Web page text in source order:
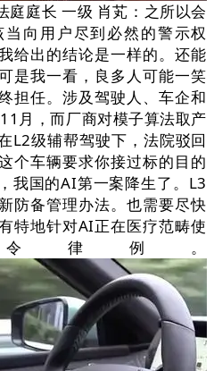
庭庭长 一级 肖芄：之所以会
向用户尽到必然的警示权
给出的结论是一样的。还能
是我一看，良多人可能一笑
担任。涉及驾驶人、车企和
月，而厂商对模子算法取产
L2级辅帮驾驶下，法院驳回
个车辆要求你接过标的目的
我国的AI第一案降生了。L3
防备管理办法。也需要尽快
特地针对AI正在医疗范畴使
律例。